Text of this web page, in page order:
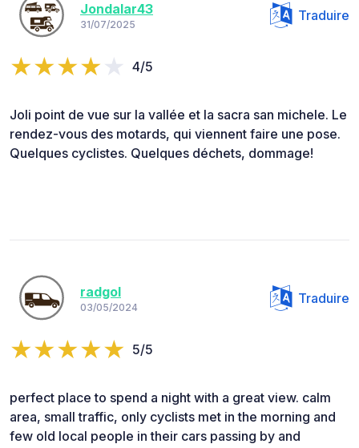
Jondalar43
31/07/2025
Traduire
4/5
Joli point de vue sur la vallée et la sacra san michele. Le
rendez-vous des motards, qui viennent faire une pose.
Quelques cyclistes. Quelques déchets, dommage!
radgol
03/05/2024
Traduire
5/5
perfect place to spend a night with a great view. calm
area, small traffic, only cyclists met in the morning and
few old local people in their cars passing by and